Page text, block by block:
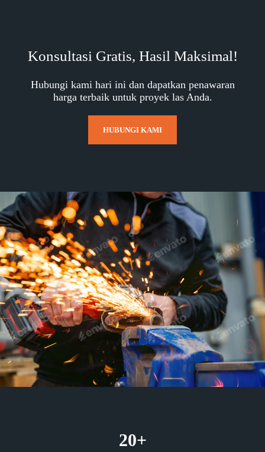
Konsultasi Gratis, Hasil Maksimal!
Hubungi kami hari ini dan dapatkan penawaran
harga terbaik untuk proyek las Anda.
HUBUNGI KAMI
20+